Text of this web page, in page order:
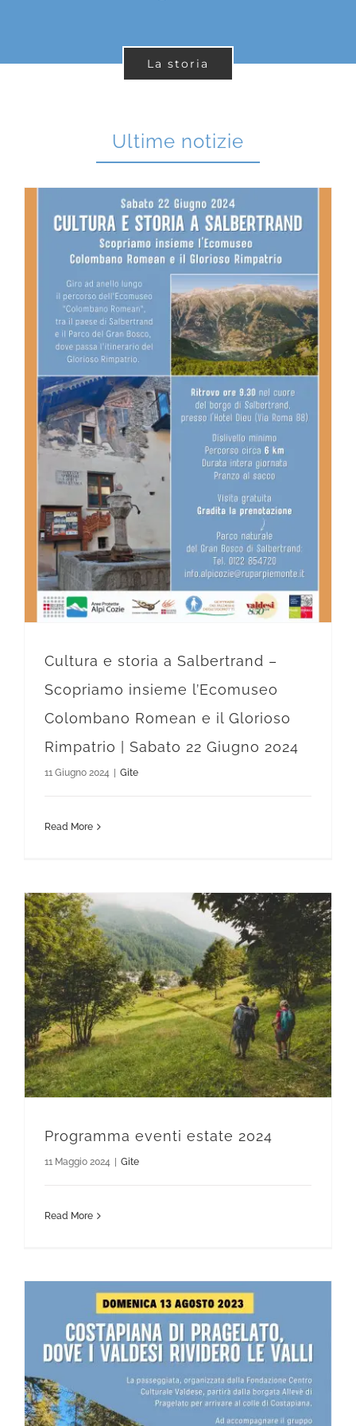
La storia
Ultime notizie
Cultura e storia a Salbertrand –
Scopriamo insieme l’Ecomuseo
Colombano Romean e il Glorioso
Rimpatrio | Sabato 22 Giugno 2024
11 Giugno 2024 Gite
Read More
Programma eventi estate 2024
11 Maggio 2024 | Gite
Read More